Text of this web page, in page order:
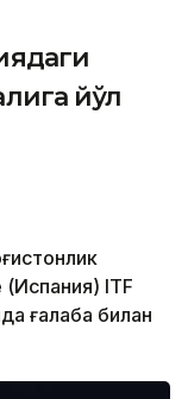
йўл
ITF
ғалаба билан